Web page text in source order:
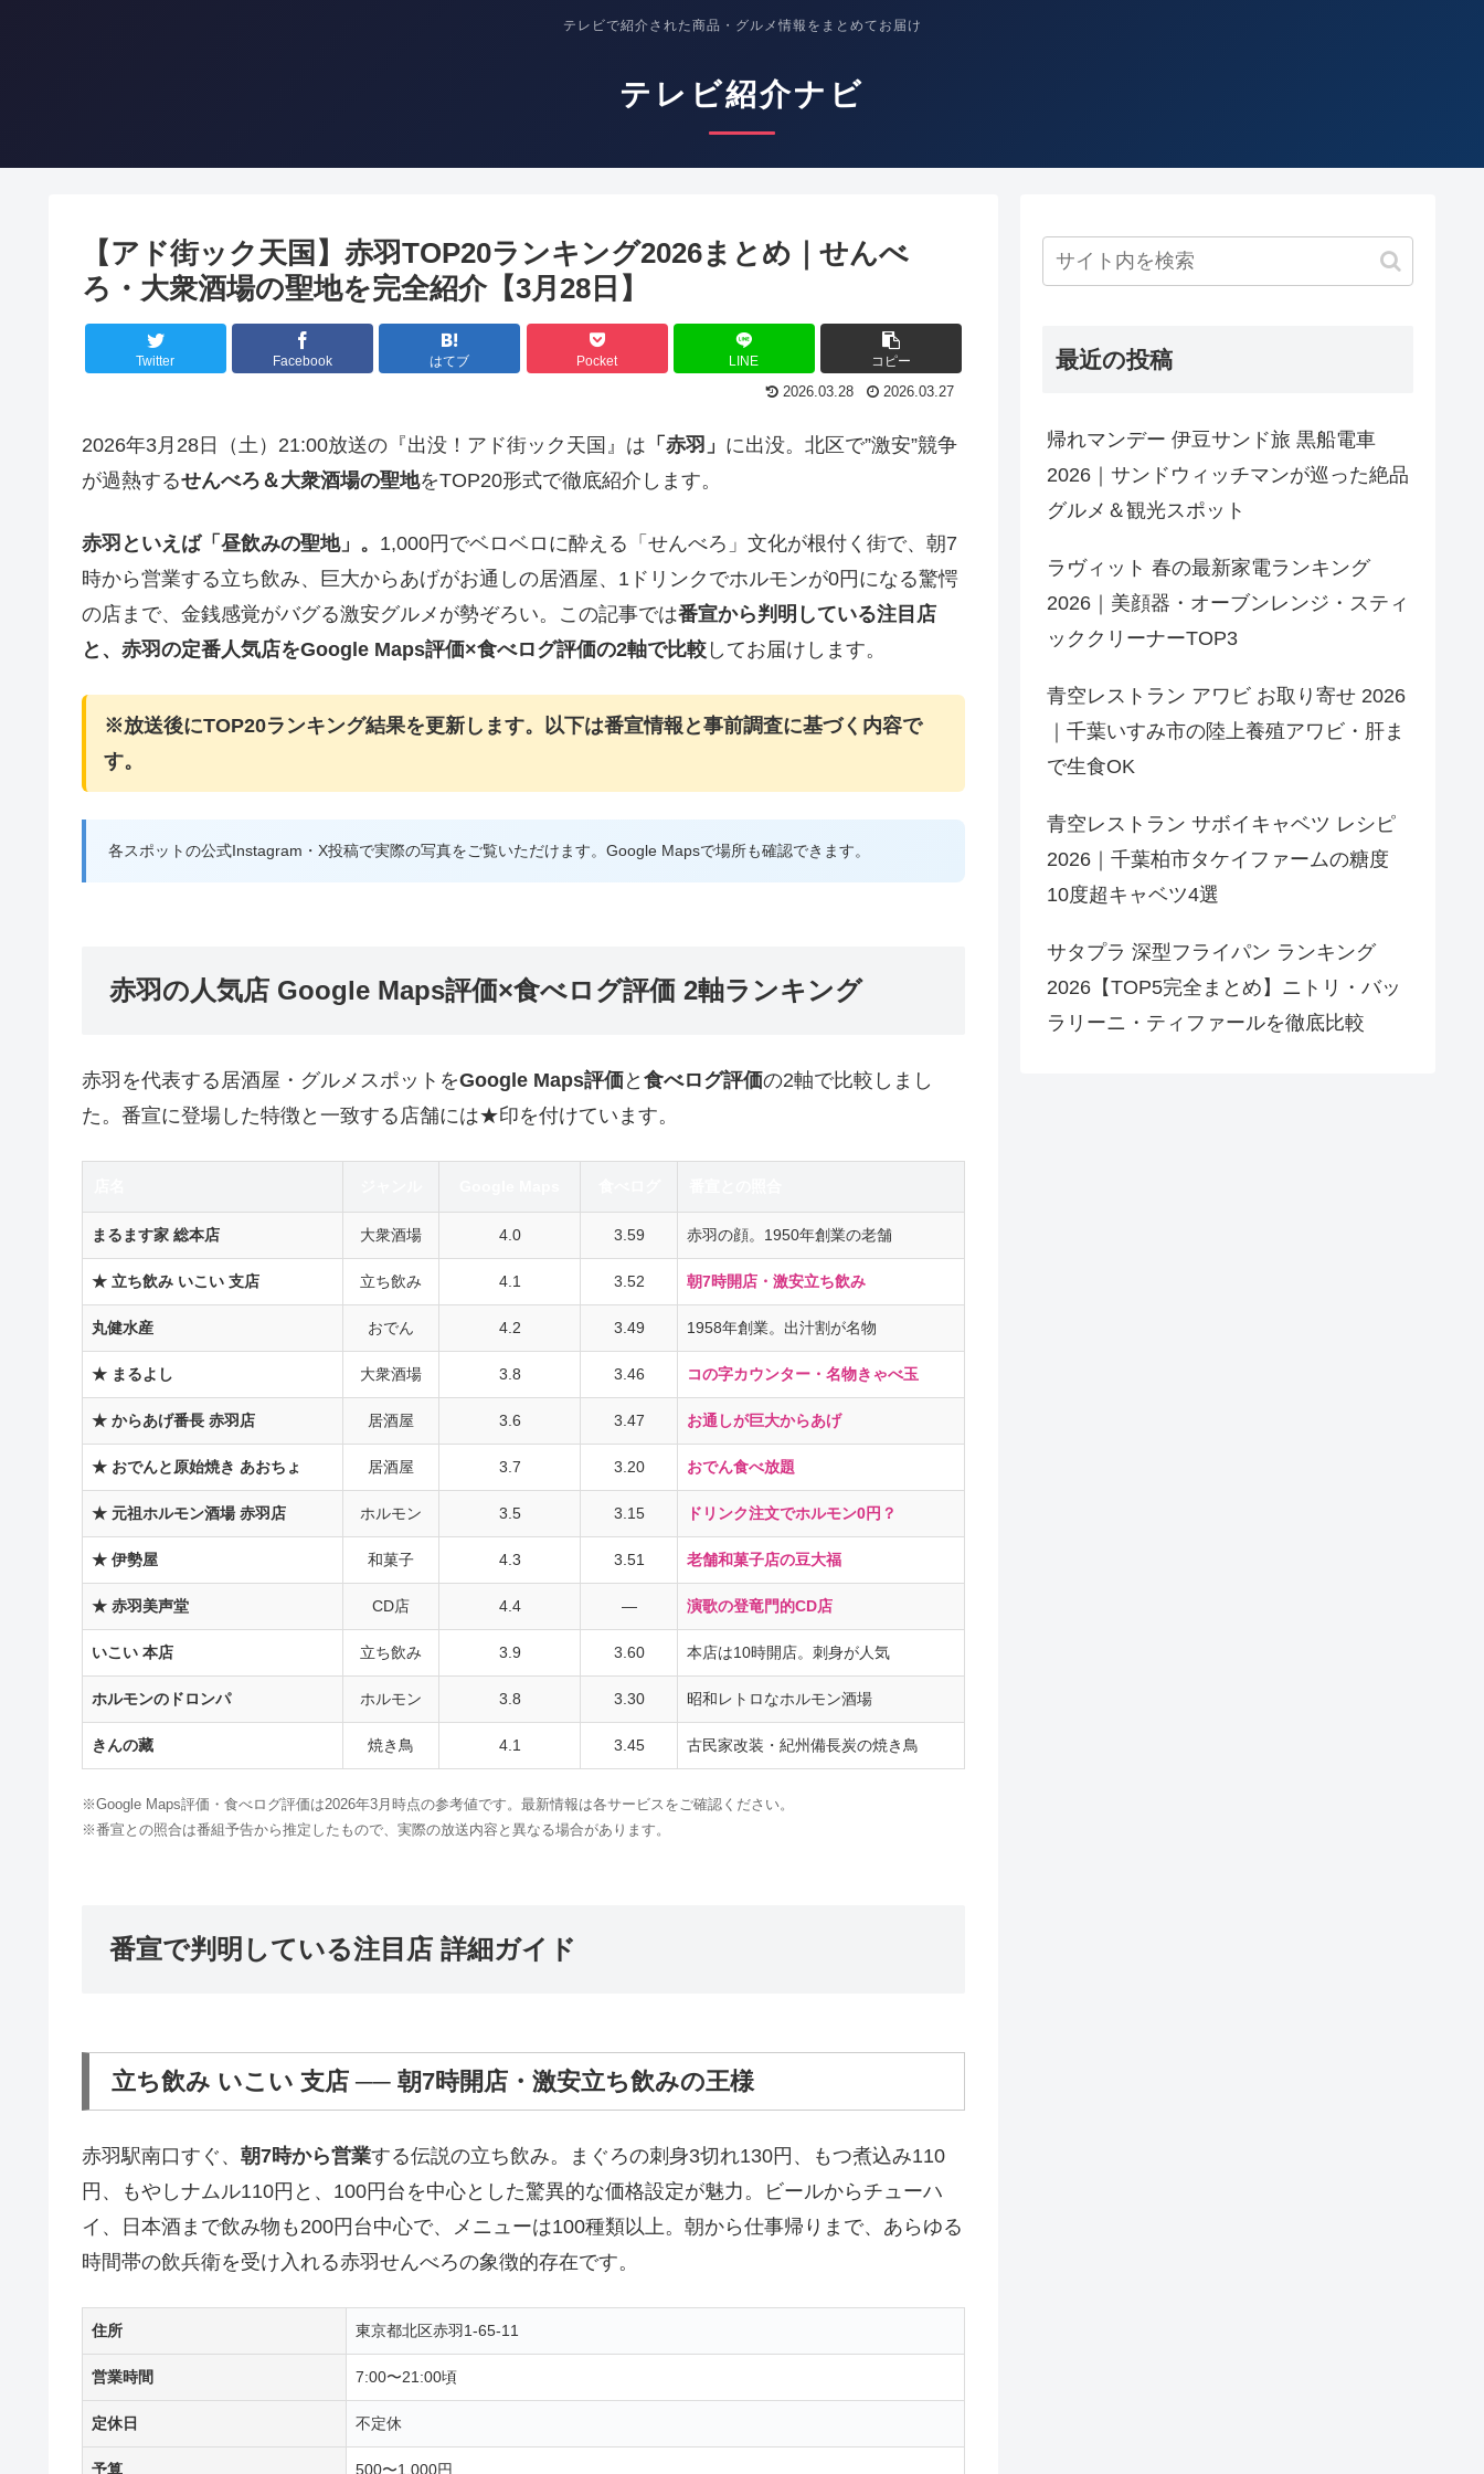
テレビで紹介された商品・グルメ情報をまとめてお届け
テレビ紹介ナビ
【アド街ック天国】赤羽TOP20ランキング2026まとめ｜せんべ
ろ・大衆酒場の聖地を完全紹介【3月28日】
Twitter Facebook はてブ Pocket LINE コピー
2026.03.28 2026.03.27
2026年3月28日（土）21:00放送の『出没！アド街ック天国』は 「赤羽」 に出没。北区で”激安”競争
が過熱するせんべろ＆大衆酒場の聖地をTOP20形式で徹底紹介します。
赤羽といえば「昼飲みの聖地」。 1,000円でベロベロに酔える「せんべろ」文化が根付く街で、朝7
時から営業する立ち飲み、巨大からあげがお通しの居酒屋、1ドリンクでホルモンが0円になる驚愕
の店まで、金銭感覚がバグる激安グルメが勢ぞろい。この記事では番宣から判明している注目店
と、赤羽の定番人気店をGoogle Maps評価×食べログ評価の2軸で比較 してお届けします。
※放送後にTOP20ランキング結果を更新します。以下は番宣情報と事前調査に基づく内容で
す。
各スポットの公式Instagram・X投稿で実際の写真をご覧いただけます。Google Mapsで場所も確認できます。
赤羽の人気店 Google Maps評価×食べログ評価 2軸ランキング
赤羽を代表する居酒屋・グルメスポットをGoogle Maps評価と 食べログ評価の2軸で比較しまし
た。番宣に登場した特徴と一致する店舗には★印を付けています。
まるます家 総本店 大衆酒場 4.0 3.59 赤羽の顔。1950年創業の老舗
★ 立ち飲み いこい 支店 立ち飲み 4.1 3.52 朝7時開店・激安立ち飲み
丸健水産 おでん 4.2 3.49 1958年創業。出汁割が名物
★ まるよし 大衆酒場 3.8 3.46 コの字カウンター・名物きゃべ玉
★ からあげ番長 赤羽店 居酒屋 3.6 3.47 お通しが巨大からあげ
★ おでんと原始焼き あおちょ 居酒屋 3.7 3.20 おでん食べ放題
★ 元祖ホルモン酒場 赤羽店 ホルモン 3.5 3.15 ドリンク注文でホルモン0円？
★ 伊勢屋 和菓子 4.3 3.51 老舗和菓子店の豆大福
★ 赤羽美声堂 CD店 4.4 — 演歌の登竜門的CD店
いこい 本店 立ち飲み 3.9 3.60 本店は10時開店。刺身が人気
ホルモンのドロンパ ホルモン 3.8 3.30 昭和レトロなホルモン酒場
きんの藏 焼き鳥 4.1 3.45 古民家改装・紀州備長炭の焼き鳥
※Google Maps評価・食べログ評価は2026年3月時点の参考値です。最新情報は各サービスをご確認ください。
※番宣との照合は番組予告から推定したもので、実際の放送内容と異なる場合があります。
番宣で判明している注目店 詳細ガイド
立ち飲み いこい 支店 ── 朝7時開店・激安立ち飲みの王様
赤羽駅南口すぐ、 朝7時から営業する伝説の立ち飲み。まぐろの刺身3切れ130円、もつ煮込み110
円、もやしナムル110円と、100円台を中心とした驚異的な価格設定が魅力。ビールからチューハ
イ、日本酒まで飲み物も200円台中心で、メニューは100種類以上。朝から仕事帰りまで、あらゆる
時間帯の飲兵衛を受け入れる赤羽せんべろの象徴的存在です。
住所 東京都北区赤羽1-65-11
営業時間 7:00〜21:00頃
定休日 不定休
予算 500〜1,000円
最近の投稿
帰れマンデー 伊豆サンド旅 黒船電車
2026｜サンドウィッチマンが巡った絶品
グルメ＆観光スポット
ラヴィット 春の最新家電ランキング
2026｜美顔器・オーブンレンジ・スティ
ッククリーナーTOP3
青空レストラン アワビ お取り寄せ 2026
｜千葉いすみ市の陸上養殖アワビ・肝ま
で生食OK
青空レストラン サボイキャベツ レシピ
2026｜千葉柏市タケイファームの糖度
10度超キャベツ4選
サタプラ 深型フライパン ランキング
2026【TOP5完全まとめ】ニトリ・バッ
ラリーニ・ティファールを徹底比較